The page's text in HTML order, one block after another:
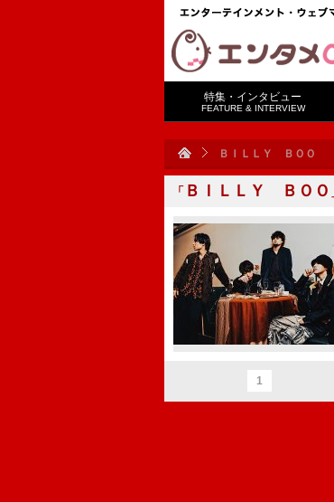
特集・インタビュー
FEATURE & INTERVIEW
ＢＩＬＬＹ ＢＯＯ
「 ＢＩＬＬＹ ＢＯＯ
1